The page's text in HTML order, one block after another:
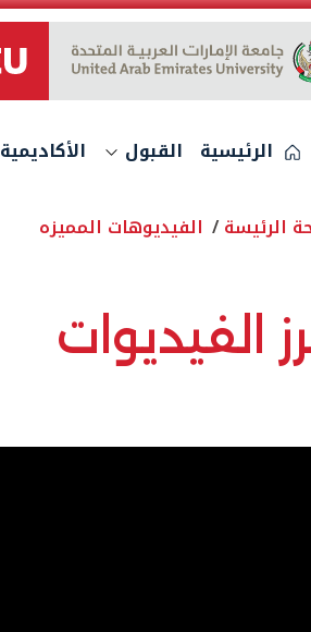
الرئيسية القبول الأكاديمية
الرئيسة الفيديوهات المميزه
الفيديوات